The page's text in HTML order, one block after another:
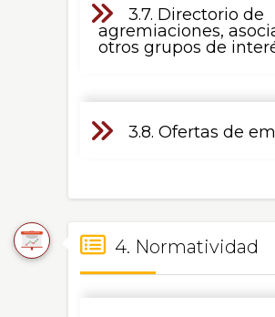
3.7. Directorio de
agremiaciones,
otros grupos de
3.8. Ofertas de
4. Normatividad